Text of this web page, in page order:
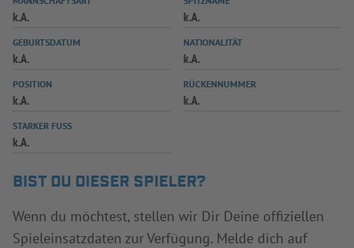
SPIELPLUS
k.A. k.A.
GEBURTSDATUM
k.A.
NATIONALITÄT
k.A.
POSITION
k.A.
RÜCKENNUMMER
k.A.
STARKER FUSS
k.A.
BIST DU DIESER SPIELER?
Wenn du möchtest, stellen wir Dir Deine offiziellen
Spieleinsatzdaten zur Verfügung. Melde dich auf